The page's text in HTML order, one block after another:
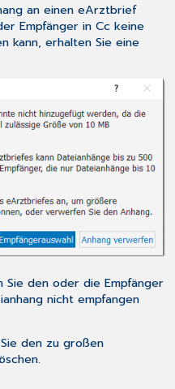
an einen eArztbrief
Empfänger in Cc keine
kann, erhalten Sie eine
Sie den oder die Empfänger
nicht empfangen
den zu großen